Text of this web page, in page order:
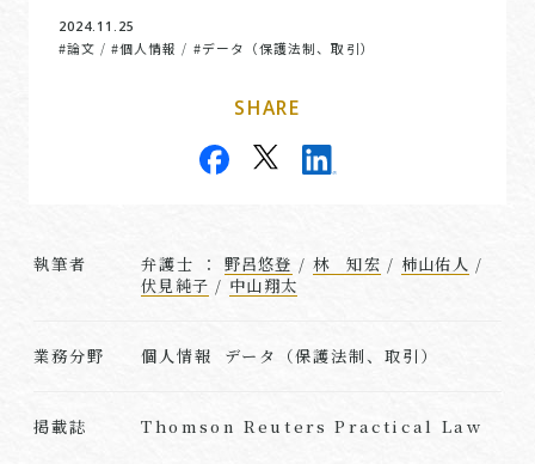
2024.11.25
#論文 / #個人情報 / #データ（保護法制、取引）
SHARE
執筆者 弁護士 ： 野呂悠登 / 林 知宏 / 柿山佑人 /
伏見純子 / 中山翔太
業務分野 個人情報 データ（保護法制、取引）
掲載誌 Thomson Reuters Practical Law